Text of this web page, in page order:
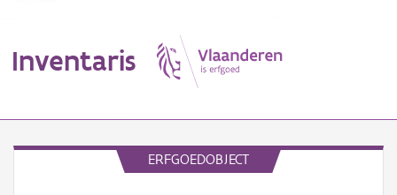
Inventaris
ERFGOEDOBJECT